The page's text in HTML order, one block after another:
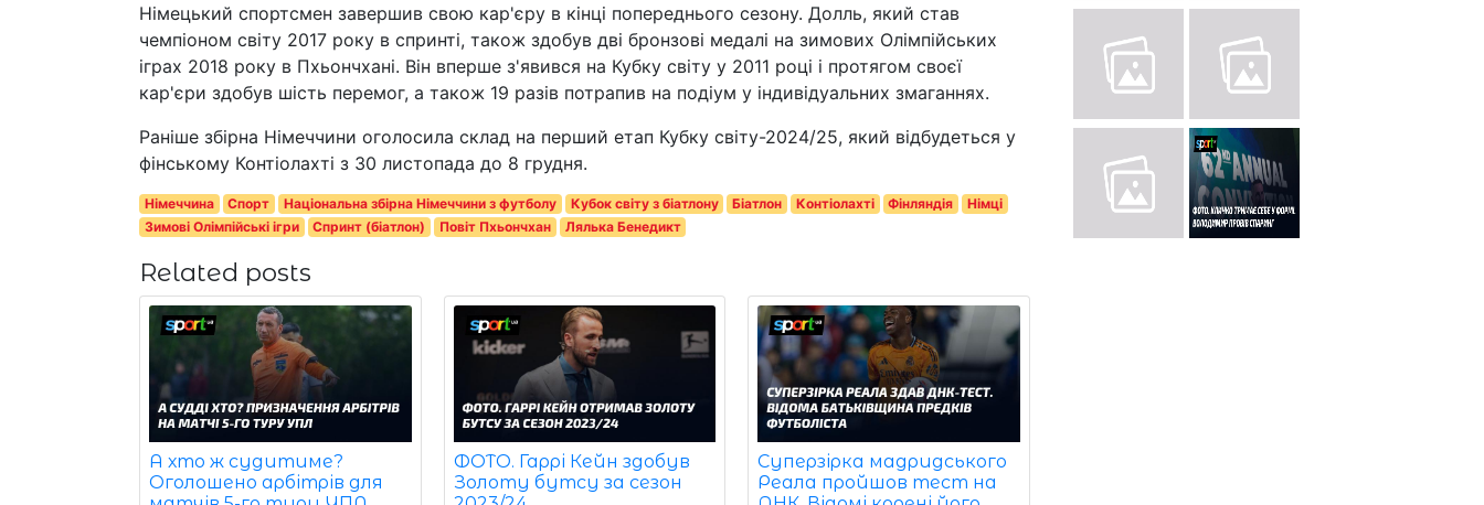
Німецький спортсмен завершив свою кар'єру в кінці попереднього сезону. Долль, який став
чемпіоном світу 2017 року в спринті, також здобув дві бронзові медалі на зимових Олімпійських
іграх 2018 року в Пхьончхані. Він вперше з'явився на Кубку світу у 2011 році і протягом своєї
кар'єри здобув шість перемог, а також 19 разів потрапив на подіум у індивідуальних змаганнях.
Раніше збірна Німеччини оголосила склад на перший етап Кубку світу-2024/25, який відбудеться у
фінському Контіолахті з 30 листопада до 8 грудня.
Німеччина Спорт Національна збірна Німеччини з футболу Кубок світу з біатлону Біатлон Контіолахті Фінляндія
Німці
Зимові Олімпійські ігри
Спринт (біатлон) Повіт Пхьончхан Лялька Бенедикт
Related posts
А хто ж судитиме?
Оголошено арбітрів для
ФОТО. Гаррі Кейн здобув
Золоту бутсу за сезон
Суперзірка мадридського
Реала пройшов тест на